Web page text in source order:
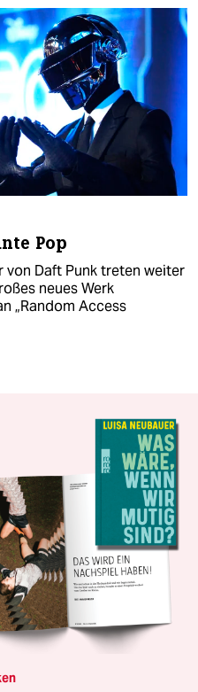
Pop
von Daft Punk treten weiter
neues Werk
„Random Access